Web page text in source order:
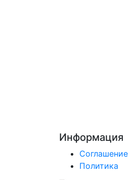
Информация
Соглашение
Политика